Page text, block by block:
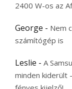
2400 W-os az
George - Nem
számítógép is
Leslie - A
minden kiderült